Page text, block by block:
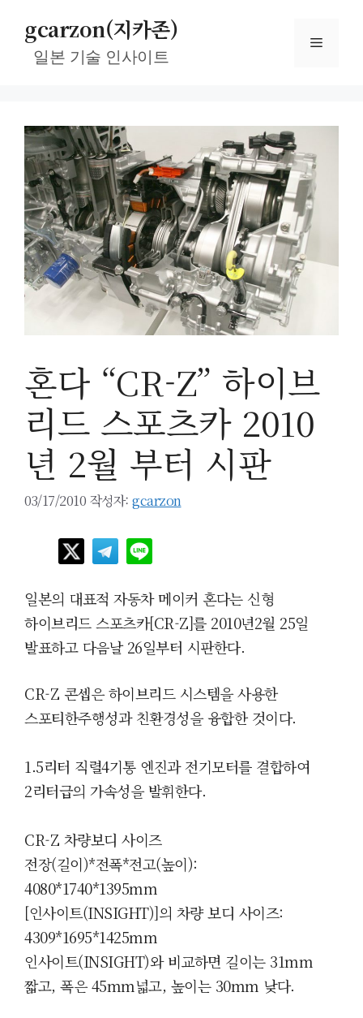
gcarzon(지카존)
일본 기술 인사이트
메
혼다 “CR-Z” 하이브
리드 스포츠카 2010
년 2월 부터 시판
03/17/2010 작성자: gcarzon
일본의 대표적 자동차 메이커 혼다는 신형
하이브리드 스포츠카[CR-Z]를 2010년2월 25일
발표하고 다음날 26일부터 시판한다.
CR-Z 콘셉은 하이브리드 시스템을 사용한
스포티한주행성과 친환경성을 융합한 것이다.
1.5리터 직렬4기통 엔진과 전기모터를 결합하여
2리터급의 가속성을 발휘한다.
CR-Z 차량보디 사이즈
전장(길이)*전폭*전고(높이):
4080*1740*1395mm
[인사이트(INSIGHT)]의 차량 보디 사이즈:
4309*1695*1425mm
인사이트(INSIGHT)와 비교하면 길이는 31mm
짧고, 폭은 45mm넓고, 높이는 30mm 낮다.